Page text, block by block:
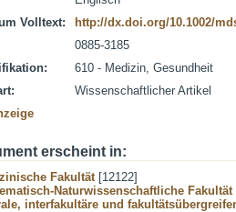
Volltext:
http://dx.doi.org/10.1002/
0885-3185
610 - Medizin, Gesundheit
Wissenschaftlicher Artikel
erscheint in:
Fakultät[12122]
Naturwissenschaftliche Fakultät
interfakultäre und